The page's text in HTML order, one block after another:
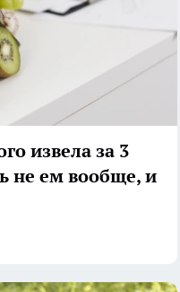
извела за 3
не ем вообще, и